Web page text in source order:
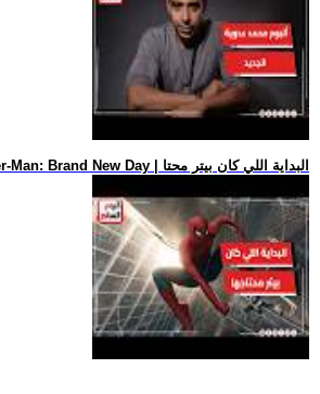
.. فيلم Spider-Man: Brand New Day | البداية اللي كان بيتر محتا